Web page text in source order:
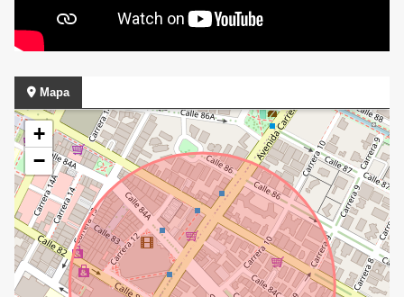
Mapa
+
−